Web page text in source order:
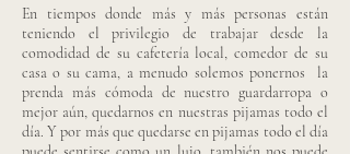
En tiempos donde más y más personas están
teniendo el privilegio de trabajar desde la
comodidad de su cafetería local, comedor de su
casa o su cama, a menudo solemos ponernos la
prenda más cómoda de nuestro guardarropa o
mejor aún, quedarnos en nuestras pijamas todo el
día. Y por más que quedarse en pijamas todo el día